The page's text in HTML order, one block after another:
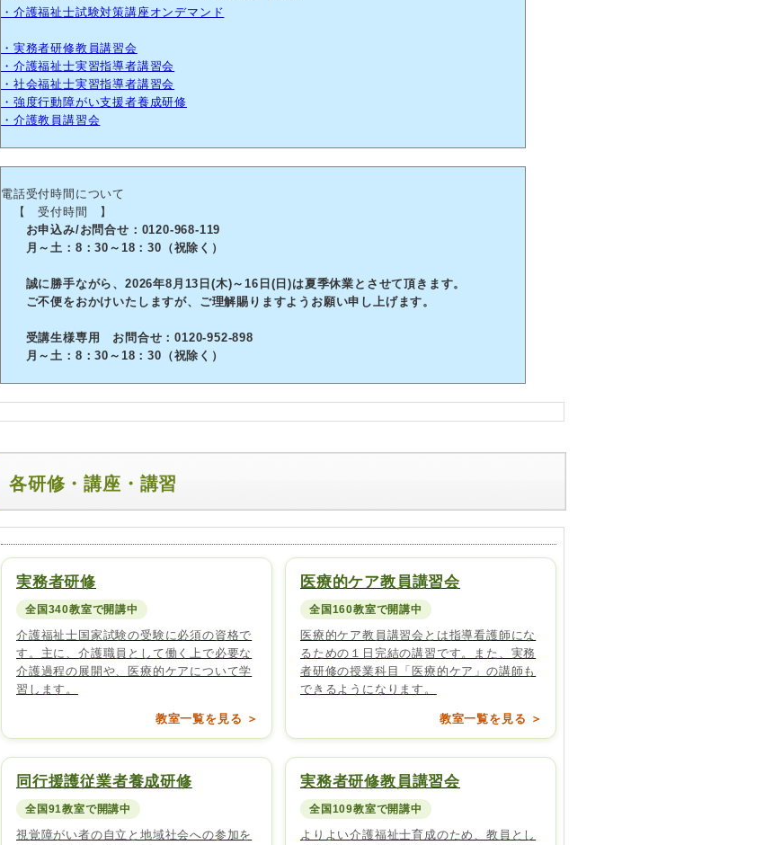
・介護福祉士試験対策講座オンデマンド
・実務者研修教員講習会
・介護福祉士実習指導者講習会
・社会福祉士実習指導者講習会
・強度行動障がい支援者養成研修
・介護教員講習会
電話受付時間について
【 受付時間 】
お申込み/お問合せ：0120-968-119
月～土：8：30～18：30（祝除く）
誠に勝手ながら、2026年8月13日(木)～16日(日)は夏季休業とさせて頂きます。
ご不便をおかけいたしますが、ご理解賜りますようお願い申し上げます。
受講生様専用 お問合せ：0120-952-898
月～土：8：30～18：30（祝除く）
各研修・講座・講習
実務者研修
全国340教室で開講中
介護福祉士国家試験の受験に必須の資格で
す。主に、介護職員として働く上で必要な
介護過程の展開や、医療的ケアについて学
習します。
教室一覧を見る ＞
医療的ケア教員講習会
全国160教室で開講中
医療的ケア教員講習会とは指導看護師にな
るための１日完結の講習です。また、実務
者研修の授業科目「医療的ケア」の講師も
できるようになります。
教室一覧を見る ＞
同行援護従業者養成研修
全国91教室で開講中
視覚障がい者の自立と地域社会への参加を
実務者研修教員講習会
全国109教室で開講中
よりよい介護福祉士育成のため、教員とし